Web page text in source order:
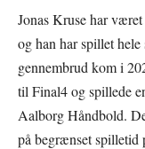
Jonas Kruse har
og han har spillet
gennembrud kom i
til Final4 og spillede
Aalborg Håndbold.
på begrænset spilletid